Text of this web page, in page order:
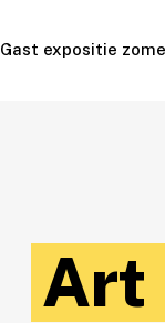
Gast expositie
Art